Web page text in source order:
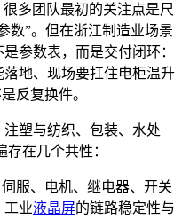
多团队最初的关注点是尺
数”。但在浙江制造业场景
参数表，而是交付闭环：
地、现场要扛住电柜温升
反复换件。
塑与纺织、包装、水处
在几个共性：
服、电机、继电器、开关
工业液晶屏的链路稳定性与